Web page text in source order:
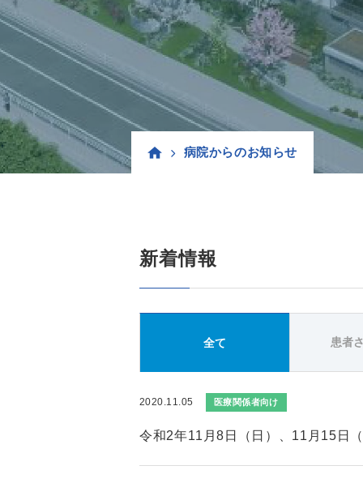
病院からのお知らせ
新着情報
全て 患者
2020.11.05 医療関係者向け
令和2年11月8日（日）、11月15日